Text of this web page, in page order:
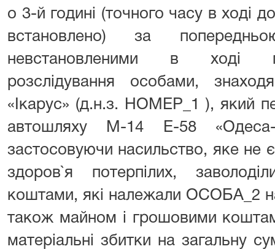
о 3-й годині (точного часу в ході
встановлено) за
невстановленими в ході
розслідування особами,
«Ікарус» (д.н.з. НОМЕР_1 ),
автошляху М-14 Е-58 «Одеса-
застосовуючи насильство, яке не
здоров`я потерпілих,
коштами, які належали ОСОБА_2
також майном і грошовими
матеріальні збитки на загальну